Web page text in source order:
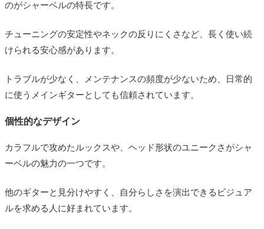
のがシャーベルの特長です。
チューニングの安定性やネックの反りにくさなど、長く使い続
けられる安心感があります。
トラブルが少なく、メンテナンスの頻度が少ないため、日常的
に使うメインギターとしても信頼されています。
個性的なデザイン
カラフルで攻めたルックスや、ヘッド形状のユニークさがシャ
ーベルの魅力の一つです。
他のギターと見分けやすく、自分らしさを演出できるビジュア
ルを求める人に好まれています。